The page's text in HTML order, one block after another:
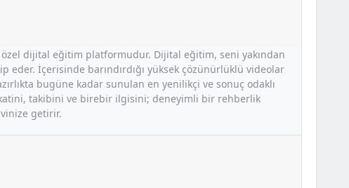
dijital eğitim platformudur. Dijital eğitim, seni yakından
eder. İçerisinde barındırdığı yüksek çözünürlüklü videolar
bugüne kadar sunulan en yenilikçi ve sonuç odaklı
takibini ve birebir ilgisini; deneyimli bir rehberlik
getirir.